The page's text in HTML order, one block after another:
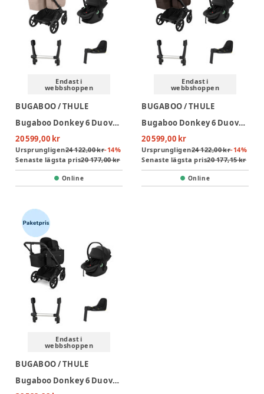
Endast i
webbshoppen
BUGABOO / THULE
Bugaboo Donkey 6 Duovagn inkl Thule Maple Babyskydd & bas - Desert Taupe Melange/Black
20 599,00 kr
Ursprungligen24 122,00 kr-14%
Senaste lägsta pris20 177,00 kr
Online
Endast i
webbshoppen
BUGABOO / THULE
Bugaboo Donkey 6 Duovagn inkl Thule Maple Babyskydd & bas - Cocoa Brown/Black
20 599,00 kr
Ursprungligen24 122,00 kr-14%
Senaste lägsta pris20 177,15 kr
Online
Endast i
webbshoppen
BUGABOO / THULE
Bugaboo Donkey 6 Duovagn inkl Thule Maple Babyskydd & bas - Heritage Black/Black